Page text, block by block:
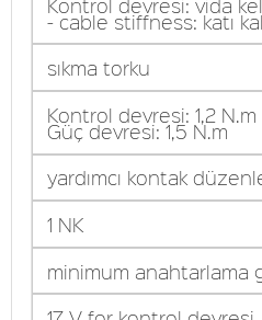
- cable stiffness: katı
sıkma torku
Kontrol devresi: 1,2 N.m
Güç devresi: 1,5 N.m
yardımcı kontak
1 NK
minimum anahtarlama